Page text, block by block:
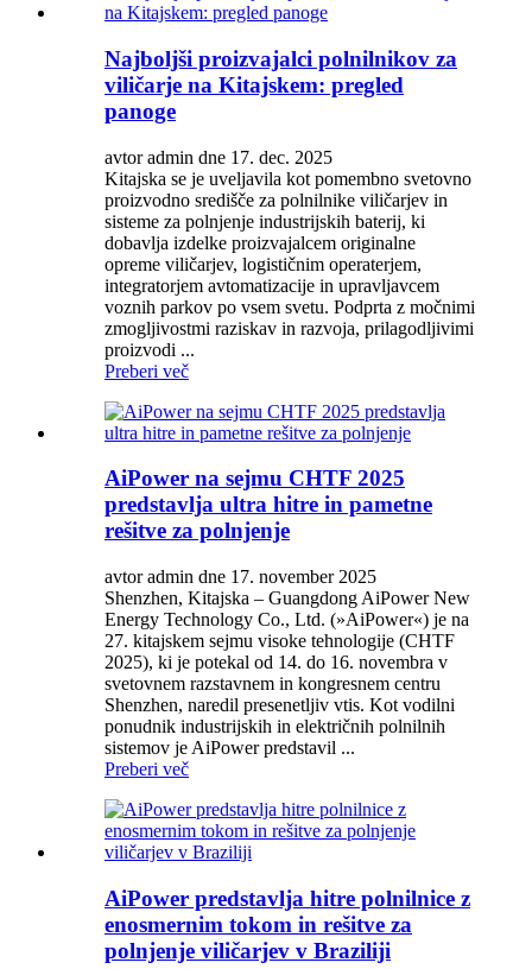
Najboljši proizvajalci polnilnikov za
viličarje na Kitajskem: pregled
panoge
avtor admin dne 17. dec. 2025
Kitajska se je uveljavila kot pomembno svetovno
proizvodno središče za polnilnike viličarjev in
sisteme za polnjenje industrijskih baterij, ki
dobavlja izdelke proizvajalcem originalne
opreme viličarjev, logističnim operaterjem,
integratorjem avtomatizacije in upravljavcem
voznih parkov po vsem svetu. Podprta z močnimi
zmogljivostmi raziskav in razvoja, prilagodljivimi
proizvodi ...
Preberi več
AiPower na sejmu CHTF 2025
predstavlja ultra hitre in pametne
rešitve za polnjenje
avtor admin dne 17. november 2025
Shenzhen, Kitajska – Guangdong AiPower New
Energy Technology Co., Ltd. (»AiPower«) je na
27. kitajskem sejmu visoke tehnologije (CHTF
2025), ki je potekal od 14. do 16. novembra v
svetovnem razstavnem in kongresnem centru
Shenzhen, naredil presenetljiv vtis. Kot vodilni
ponudnik industrijskih in električnih polnilnih
sistemov je AiPower predstavil ...
Preberi več
AiPower predstavlja hitre polnilnice z
enosmernim tokom in rešitve za
polnjenje viličarjev v Braziliji